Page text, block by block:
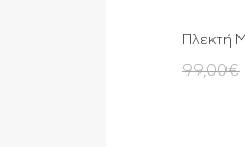
Πλεκτή
99,00€